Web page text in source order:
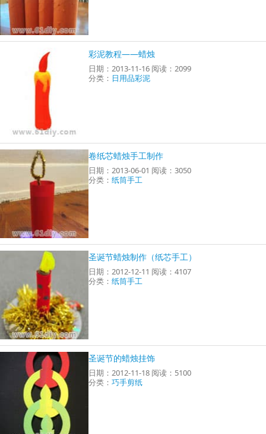
彩泥教程——蜡烛
日期：2013-11-16 阅读：2099
分类： 日用品彩泥
卷纸芯蜡烛手工制作
日期：2013-06-01 阅读：3050
分类：纸筒手工
圣诞节蜡烛制作（纸芯手工）
日期：2012-12-11 阅读：4107
分类：纸筒手工
圣诞节的蜡烛挂饰
日期：2012-11-18 阅读：5100
分类：巧手剪纸